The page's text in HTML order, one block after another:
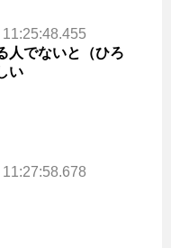
人でないと（ひろ
い